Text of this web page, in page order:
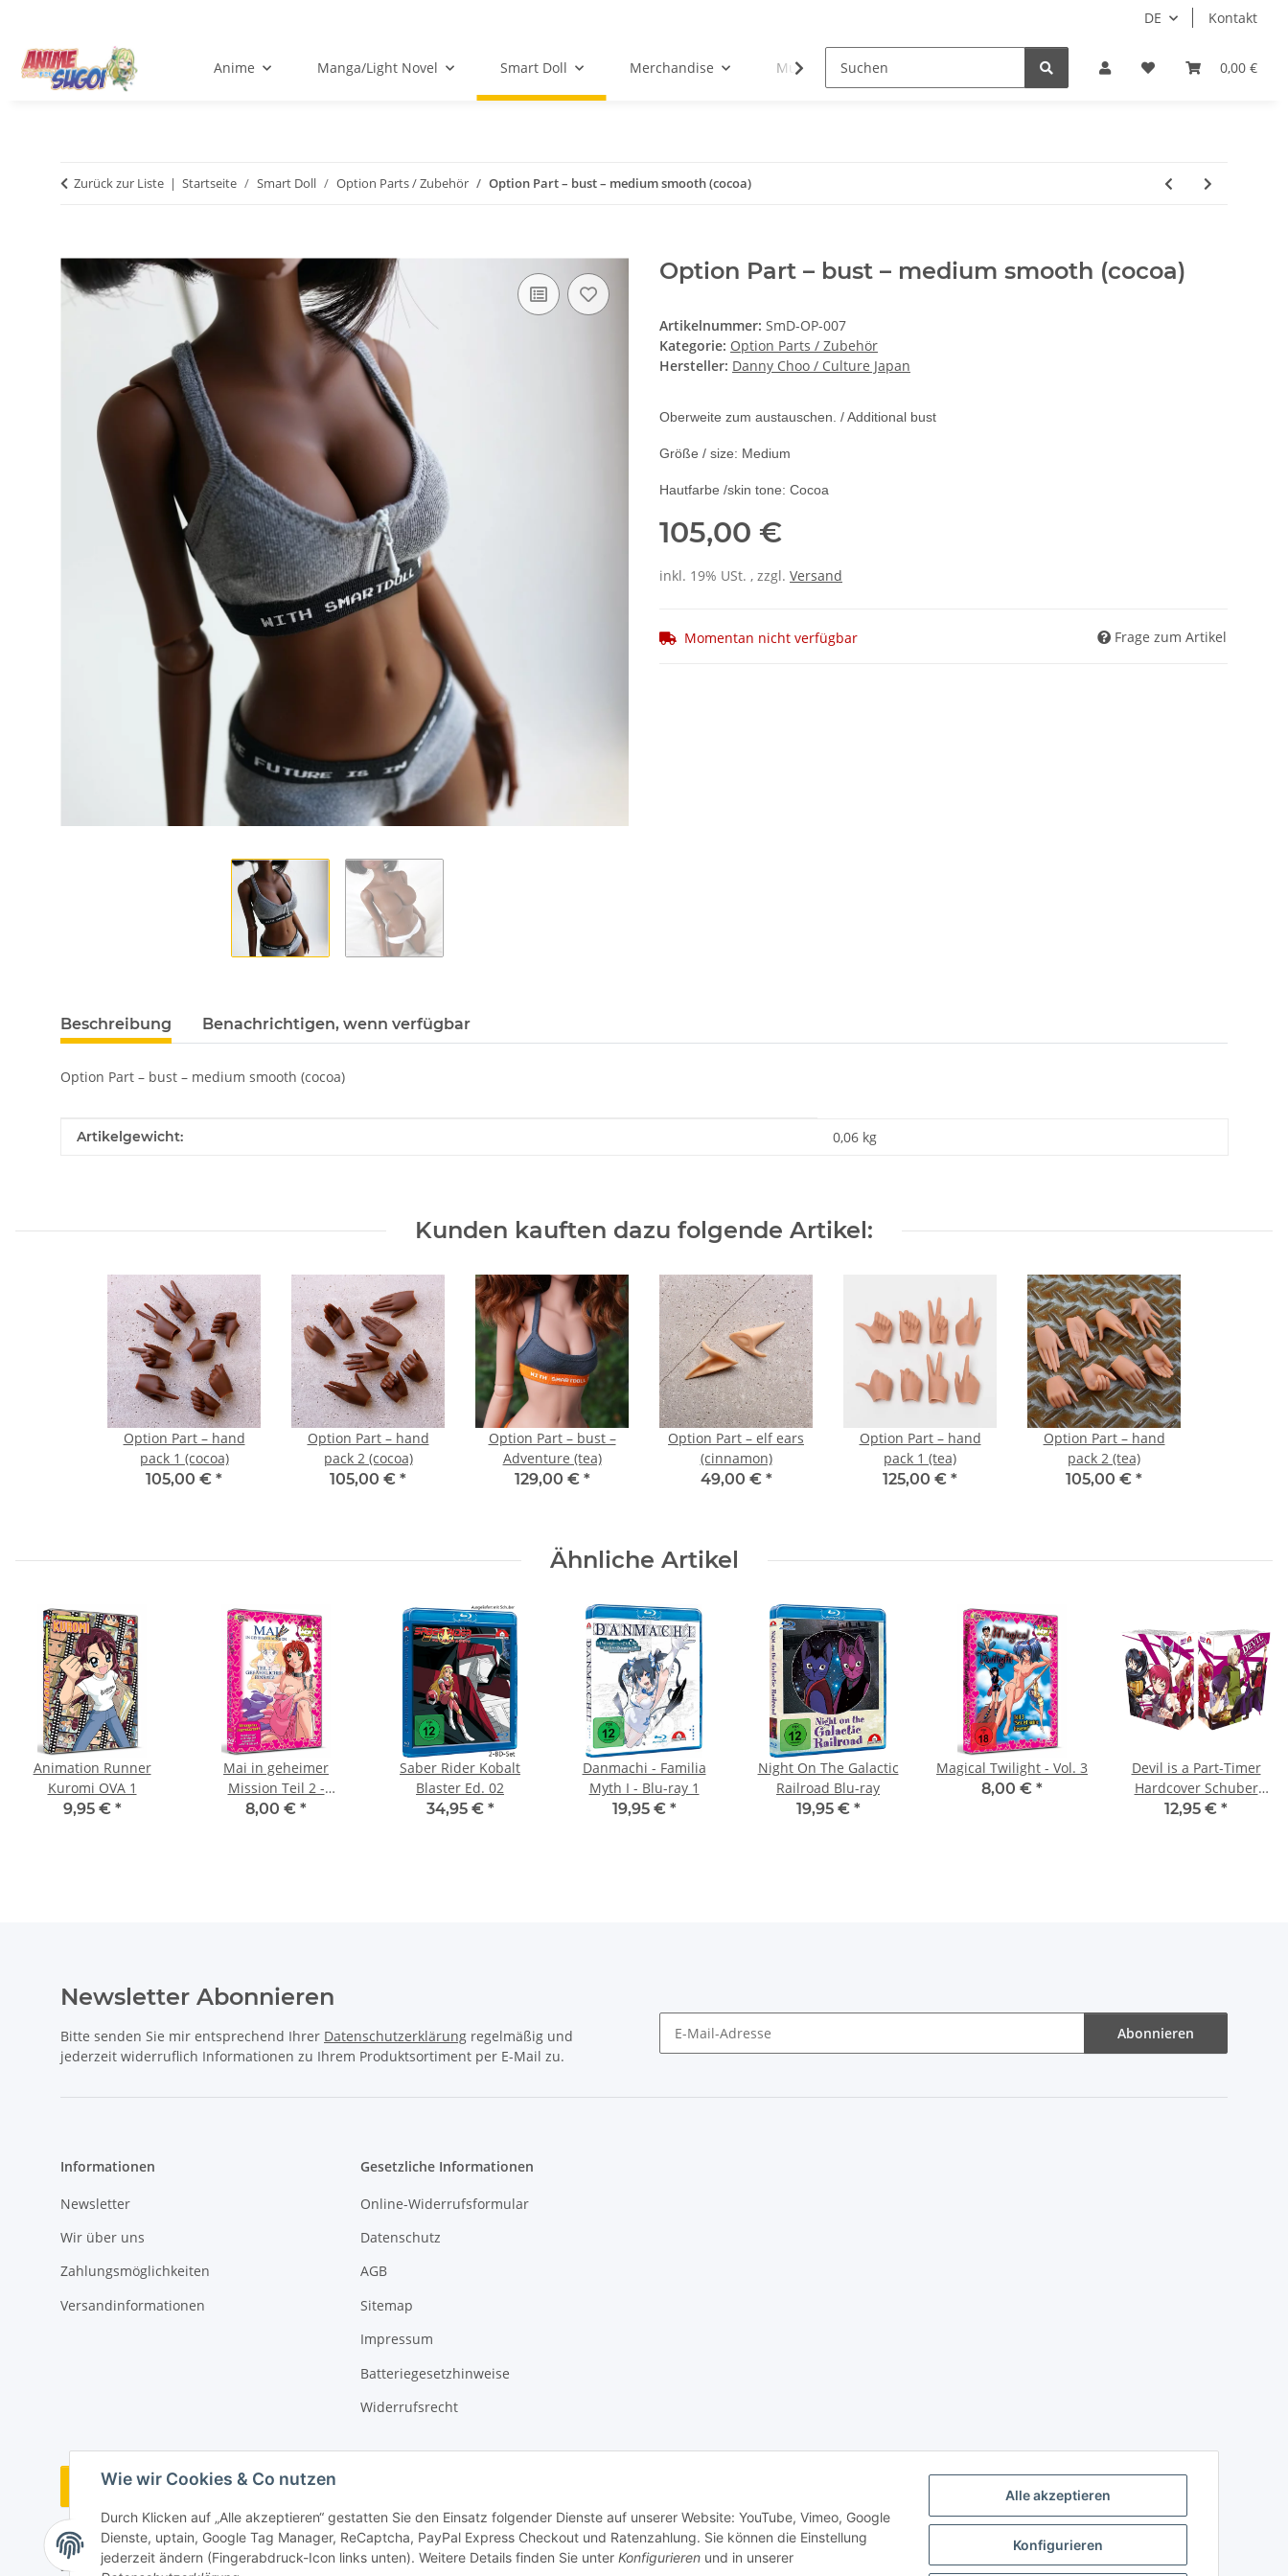
Alle akzeptieren
Konfigurieren
Wie wir Cookies & Co nutzen
Durch Klicken auf „Alle akzeptieren“ gestatten Sie den Einsatz folgender Dienste auf unserer Website: YouTube, Vimeo, Google
Dienste, uptain, Google Tag Manager, ReCaptcha, PayPal Express Checkout und Ratenzahlung. Sie können die Einstellung
jederzeit ändern (Fingerabdruck-Icon links unten). Weitere Details finden Sie unter Konfigurieren und in unserer
DE Kontakt
0,00 €
Anime Manga/Light Novel Smart Doll Merchandise Musik-CD Idols/Cosplay 18+ Schnäppchen
Zurück zur Liste Startseite Smart Doll Option Parts / Zubehör Option Part – bust – medium smooth (cocoa)
Option Part – bust – medium smooth (cocoa)
Artikelnummer: SmD-OP-007
Kategorie: Option Parts / Zubehör
Hersteller: Danny Choo / Culture Japan
Oberweite zum austauschen. / Additional bust
Größe / size: Medium
Hautfarbe /skin tone: Cocoa
105,00 €
inkl. 19% USt. , zzgl. Versand
Momentan nicht verfügbar Frage zum Artikel
Beschreibung Benachrichtigen, wenn verfügbar
Option Part – bust – medium smooth (cocoa)
Produkteigenschaft
Wert
Artikelgewicht: 0,06 kg
Kunden kauften dazu folgende Artikel:
Option Part – hand
pack 1 (cocoa)
105,00 € *
Option Part – hand
pack 2 (cocoa)
105,00 € *
Option Part – bust –
Adventure (tea)
129,00 € *
Option Part – elf ears
(cinnamon)
49,00 € *
Option Part – hand
pack 1 (tea)
125,00 € *
Option Part – hand
pack 2 (tea)
105,00 € *
Ähnliche Artikel
Animation Runner
Kuromi OVA 1
9,95 € *
Mai in geheimer
Mission Teil 2 -
Gefährlicher Einsatz
8,00 € *
Saber Rider Kobalt
Blaster Ed. 02
34,95 € *
Danmachi - Familia
Myth I - Blu-ray 1
19,95 € *
Night On The Galactic
Railroad Blu-ray
19,95 € *
Magical Twilight - Vol. 3
8,00 € *
Devil is a Part-Timer
Hardcover Schuber
DVD
12,95 € *
Newsletter Abonnieren
Bitte senden Sie mir entsprechend Ihrer Datenschutzerklärung regelmäßig und
jederzeit widerruflich Informationen zu Ihrem Produktsortiment per E-Mail zu.
Abonnieren
Informationen
Newsletter
Wir über uns
Zahlungsmöglichkeiten
Versandinformationen
Gesetzliche Informationen
Online-Widerrufsformular
Datenschutz
AGB
Sitemap
Impressum
Batteriegesetzhinweise
Widerrufsrecht
Bestellung widerrufen